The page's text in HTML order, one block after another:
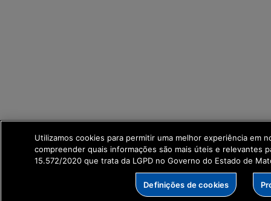
Utilizamos cookies para permitir uma melhor experiência em
compreender quais informações são mais úteis e relevantes
15.572/2020 que trata da LGPD no Governo do Estado de
Definições de cookies